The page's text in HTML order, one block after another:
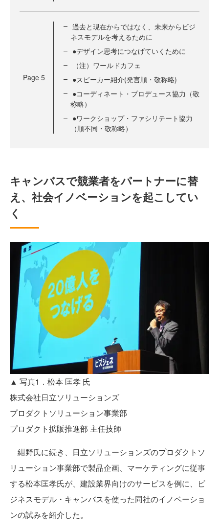
Page 5
過去と現在からではなく、未来からビジ
ネスモデルを考えるために
●デザイン思考につなげていくために
（注）ワールドカフェ
●スピーカー紹介(発言順・敬称略)
●コーディネート・プロデュース協力（敬
称略）
●ワークショップ・ファシリテート協力
（順不同・敬称略）
キャンバスで競業者をパートナーに替
え、社会イノベーションを起こしてい
く
▲ 写真1．松本 匡孝 氏
株式会社日立ソリューションズ
プロダクトソリューション事業部
プロダクト拡販推進部 主任技師
紺野氏に続き、日立ソリューションズのプロダクトソ
リューション事業部で製品企画、マーケティングに従事
する松本匡孝氏が、建設業界向けのサービスを例に、ビ
ジネスモデル・キャンバスを使った同社のイノベーショ
ンの試みを紹介した。